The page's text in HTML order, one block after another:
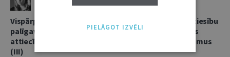
4. FEBRUĀRIS • 17:53
Vispārpieņemtās starptautiskās banku prakses kā tiesību
palīgavota vieta un loma kredītiestāžu savstarpējās
attiecībās, sniedzot korespondentbanku pakalpojumus
(III)
PIELĀGOT IZVĒLI